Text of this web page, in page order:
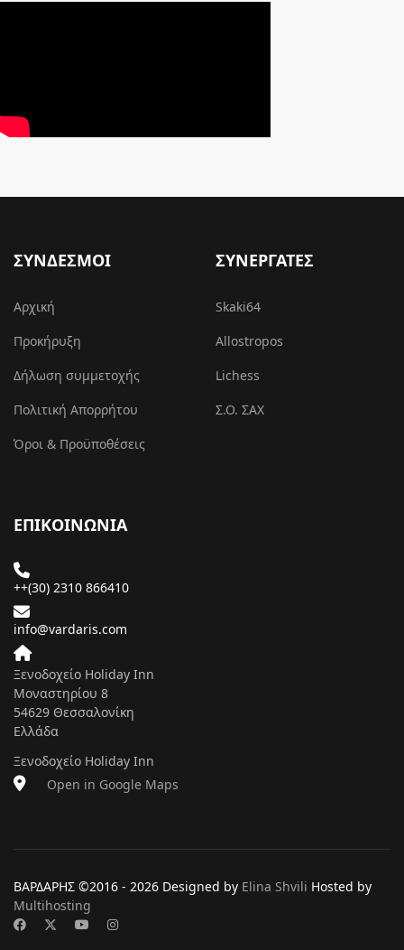
ΣΥΝΔΕΣΜΟΙ
Αρχική
Προκήρυξη
Δήλωση συμμετοχής
Πολιτική Απορρήτου
Όροι & Προϋποθέσεις
ΣΥΝΕΡΓΑΤΕΣ
Skaki64
Allostropos
Lichess
Σ.Ο. ΣΑΧ
ΕΠΙΚΟΙΝΩΝΙΑ
++(30) 2310 866410
info@vardaris.com
Ξενοδοχείο Holiday Inn
Μοναστηρίου 8
54629 Θεσσαλονίκη
Ελλάδα
Ξενοδοχείο Holiday Inn
Open in Google Maps
ΒΑΡΔΑΡΗΣ ©2016 - 2026 Designed by Elina Shvili Hosted by
Multihosting